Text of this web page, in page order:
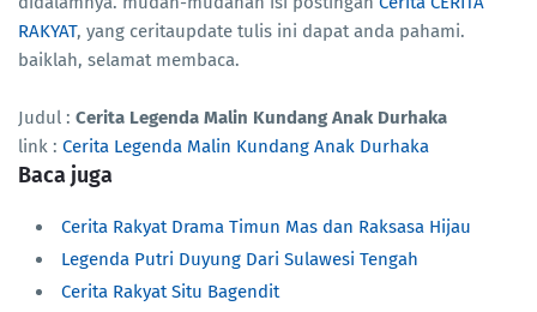
RAKYAT, yang ceritaupdate tulis ini dapat anda pahami.
baiklah, selamat membaca.
Judul : Cerita Legenda Malin Kundang Anak Durhaka
link : Cerita Legenda Malin Kundang Anak Durhaka
Baca juga
Cerita Rakyat Drama Timun Mas dan Raksasa Hijau
Legenda Putri Duyung Dari Sulawesi Tengah
Cerita Rakyat Situ Bagendit